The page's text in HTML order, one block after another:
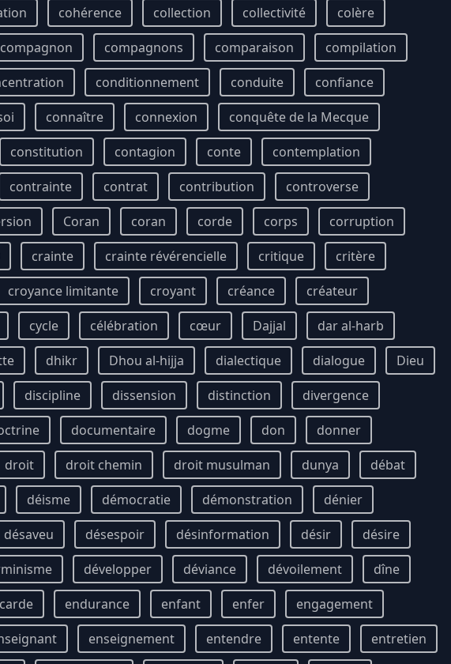
cohérence collection collectivité
colère
compagnon compagnons comparaison
compilation
conditionnement conduite
confiance
connaître connexion
conquête de la Mecque
constitution contagion conte
contemplation
contrainte contrat contribution
controverse
Coran coran corde corps
corruption
crainte crainte révérencielle critique
critère
croyance limitante croyant créance
créateur
cycle célébration cœur Dajjal
dar al-harb
dhikr Dhou al-hijja dialectique dialogue
Dieu
discipline dissension distinction
divergence
documentaire dogme don
donner
droit droit chemin droit musulman dunya
débat
déisme démocratie démonstration
dénier
désaveu désespoir désinformation désir
désire
développer déviance dévoilement
dîne
endurance enfant enfer
engagement
enseignement entendre entente
entretien